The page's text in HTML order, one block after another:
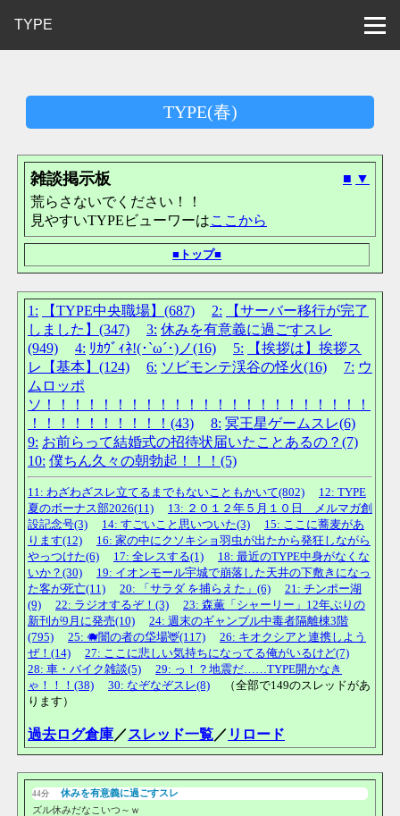
TYPE
TYPE(春)
雑談掲示板 ■ ▼
荒らさないでください！！
見やすいTYPEビューワーはここから
■ トップ■
1: 【ΤΥΡΕ中央職場】(687) 2:
【サーバー移行が完了
しました】(347)
3: 休みを有意義に過ごすスレ
(949)
4: ﾘｶｳﾞｨﾈ!(･`ω´･)ノ(16) 5:
【挨拶は】挨拶ス
レ【基本】(124)
6: ソビモンテ渓谷の怪火(16) 7: ウ
ムロッポ
ソ！！！！！！！！！！！！！！！！！！！！！！！
！！！！！！！！！！(43)
8: 冥王星ゲームスレ(6)
9: お前らって結婚式の招待状届いたことあるの？(7)
10: 僕ちん久々の朝勃起！！！(5)
11: わざわざスレ立てるまでもないこともかいて(802)
12: TYPE
夏のボーナス部2026(11)
13: ２０１２年５月１０日 メルマガ創
設記念号(3)
14: すごいこと思いついた(3)
15: ここに蕎麦があ
ります(12)
16: 家の中にクソキショ羽虫が出たから発狂しながら
やっつけた(6)
17: 全レスする(1)
18: 最近のTYPE中身がなくな
いか？(30)
19: イオンモール宇城で崩落した天井の下敷きになっ
た客が死亡(11)
20: 「サラダ を捕らえた」(6)
21: チンポー湖
(9)
22: ラジオするぞ！(3)
23: 森薫「シャーリー」12年ぶりの
新刊が9月に発売(10)
24: 週末のギャンブル中毒者隔離棟3階
(795)
25: 🐗闇の者の垈場🦌(117)
26: キオクシアと連携しよう
ぜ！(14)
27: ここに悲しい気持ちになってる俺がいるけど(7)
28: 車・バイク雑談(5)
29: っ！？地震だ……TYPE開かなき
ゃ！！！(38)
30: なぞなぞスレ(8) （全部で149のスレッドがあ
ります）
過去ログ倉庫／スレッド一覧／ リロード
44分
休みを有意義に過ごすスレ
ズル休みだなこいつ～ｗ